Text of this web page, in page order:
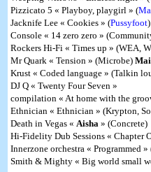
Pizzicato 5 « Playboy, playgirl » (
Jacknife Lee « Cookies » (Pussyfoot)
Console « 14 zero zero »
Rockers Hi-Fi « Times up » (WEA,
Mr Quark « Tension » (Microbe)
Krust « Coded language » (Talkin
DJ Q « Twenty Four Seven »
compilation « At home with the
Ethnician « Ethnician » (Krypton,
Death in Vegas « Aisha » (Concrete)
Hi-Fidelity Dub Sessions « Chapter
Innerzone orchestra « Programmed
Smith & Mighty « Big world small